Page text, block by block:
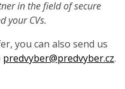
in the field of secure
your CVs.
you can also send us
predvyber@predvyber.cz.